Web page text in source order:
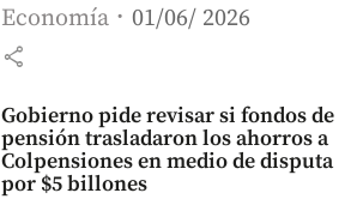
Economía 01/06/ 2026
share
Gobierno pide revisar si fondos de
pensión trasladaron los ahorros a
Colpensiones en medio de disputa
por $5 billones